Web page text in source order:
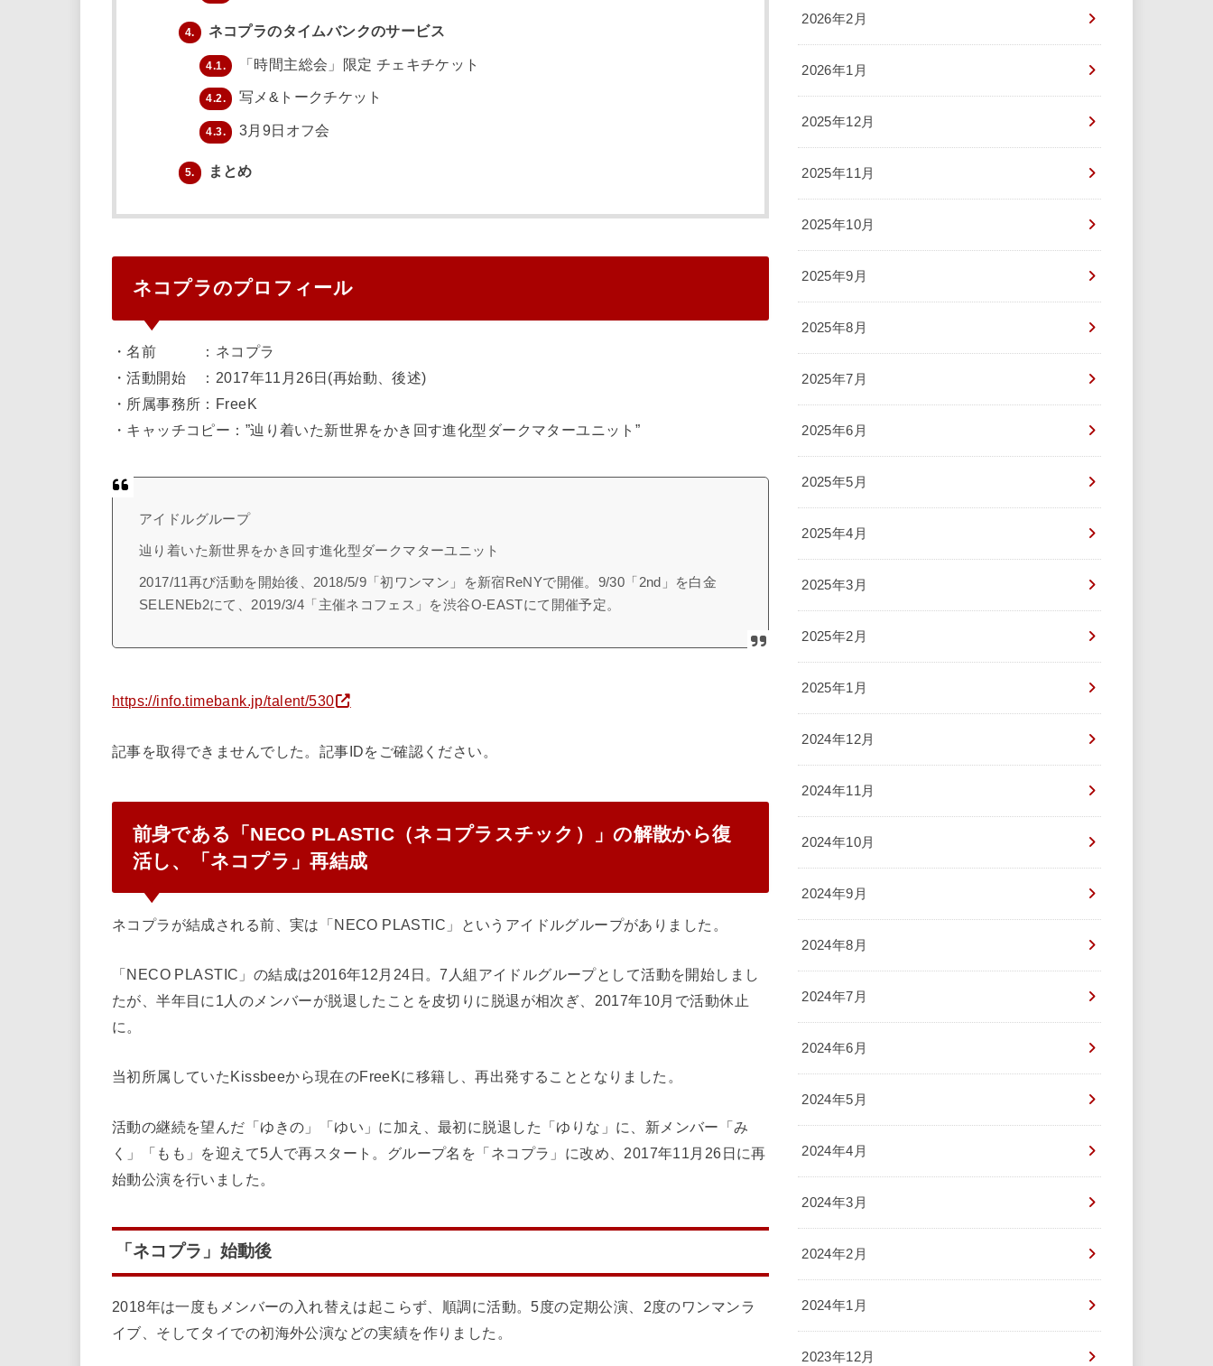
4. ネコプラのタイムバンクのサービス
4.1. 「時間主総会」限定 チェキチケット
4.2. 写メ&トークチケット
4.3. 3月9日オフ会
5. まとめ
ネコプラのプロフィール
・名前 ：ネコプラ
・活動開始 ：2017年11月26日(再始動、後述)
・所属事務所：FreeK
・キャッチコピー：”辿り着いた新世界をかき回す進化型ダークマターユニット”
アイドルグループ
辿り着いた新世界をかき回す進化型ダークマターユニット
2017/11再び活動を開始後、2018/5/9「初ワンマン」を新宿ReNYで開催。9/30「2nd」を白金
SELENEb2にて、2019/3/4「主催ネコフェス」を渋谷O-EASTにて開催予定。
https://info.timebank.jp/talent/530
記事を取得できませんでした。記事IDをご確認ください。
前身である「NECO PLASTIC（ネコプラスチック）」の解散から復
活し、「ネコプラ」再結成
ネコプラが結成される前、実は「NECO PLASTIC」というアイドルグループがありました。
「NECO PLASTIC」の結成は2016年12月24日。7人組アイドルグループとして活動を開始しまし
たが、半年目に1人のメンバーが脱退したことを皮切りに脱退が相次ぎ、2017年10月で活動休止
に。
当初所属していたKissbeeから現在のFreeKに移籍し、再出発することとなりました。
活動の継続を望んだ「ゆきの」「ゆい」に加え、最初に脱退した「ゆりな」に、新メンバー「み
く」「もも」を迎えて5人で再スタート。グループ名を「ネコプラ」に改め、2017年11月26日に再
始動公演を行いました。
「ネコプラ」始動後
2018年は一度もメンバーの入れ替えは起こらず、順調に活動。5度の定期公演、2度のワンマンラ
イブ、そしてタイでの初海外公演などの実績を作りました。
2026年2月
2026年1月
2025年12月
2025年11月
2025年10月
2025年9月
2025年8月
2025年7月
2025年6月
2025年5月
2025年4月
2025年3月
2025年2月
2025年1月
2024年12月
2024年11月
2024年10月
2024年9月
2024年8月
2024年7月
2024年6月
2024年5月
2024年4月
2024年3月
2024年2月
2024年1月
2023年12月